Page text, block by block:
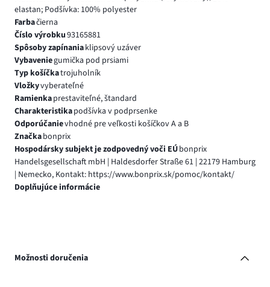
elastan; Podšívka: 100% polyester
Farbačierna
Číslo výrobku93165881
Spôsoby zapínaniaklipsový uzáver
Vybaveniegumička pod prsiami
Typ košíčkatrojuholník
Vložkyvyberateľné
Ramienkaprestaviteľné, štandard
Charakteristikapodšívka v podprsenke
Odporúčanievhodné pre veľkosti košíčkov A a B
Značkabonprix
Hospodársky subjekt je zodpovedný voči EÚbonprix
Handelsgesellschaft mbH | Haldesdorfer Straße 61 | 22179 Hamburg
| Nemecko, Kontakt: https://www.bonprix.sk/pomoc/kontakt/
Doplňujúce informácie
Možnosti doručenia